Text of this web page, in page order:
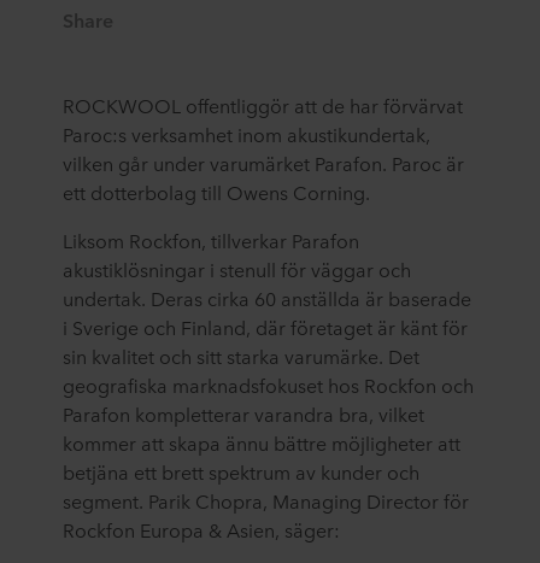
Share
ROCKWOOL offentliggör att de har förvärvat
Paroc:s verksamhet inom akustikundertak,
vilken går under varumärket Parafon. Paroc är
ett dotterbolag till Owens Corning.
Liksom Rockfon, tillverkar Parafon
akustiklösningar i stenull för väggar och
undertak. Deras cirka 60 anställda är baserade
i Sverige och Finland, där företaget är känt för
sin kvalitet och sitt starka varumärke. Det
geografiska marknadsfokuset hos Rockfon och
Parafon kompletterar varandra bra, vilket
kommer att skapa ännu bättre möjligheter att
betjäna ett brett spektrum av kunder och
segment. Parik Chopra, Managing Director för
Rockfon Europa & Asien, säger: